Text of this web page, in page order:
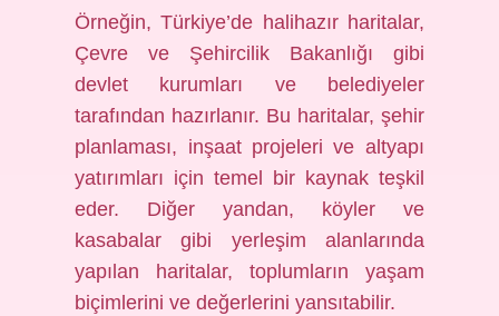
Örneğin, Türkiye’de halihazır haritalar,
Çevre ve Şehircilik Bakanlığı gibi
devlet kurumları ve belediyeler
tarafından hazırlanır. Bu haritalar, şehir
planlaması, inşaat projeleri ve altyapı
yatırımları için temel bir kaynak teşkil
eder. Diğer yandan, köyler ve
kasabalar gibi yerleşim alanlarında
yapılan haritalar, toplumların yaşam
biçimlerini ve değerlerini yansıtabilir.